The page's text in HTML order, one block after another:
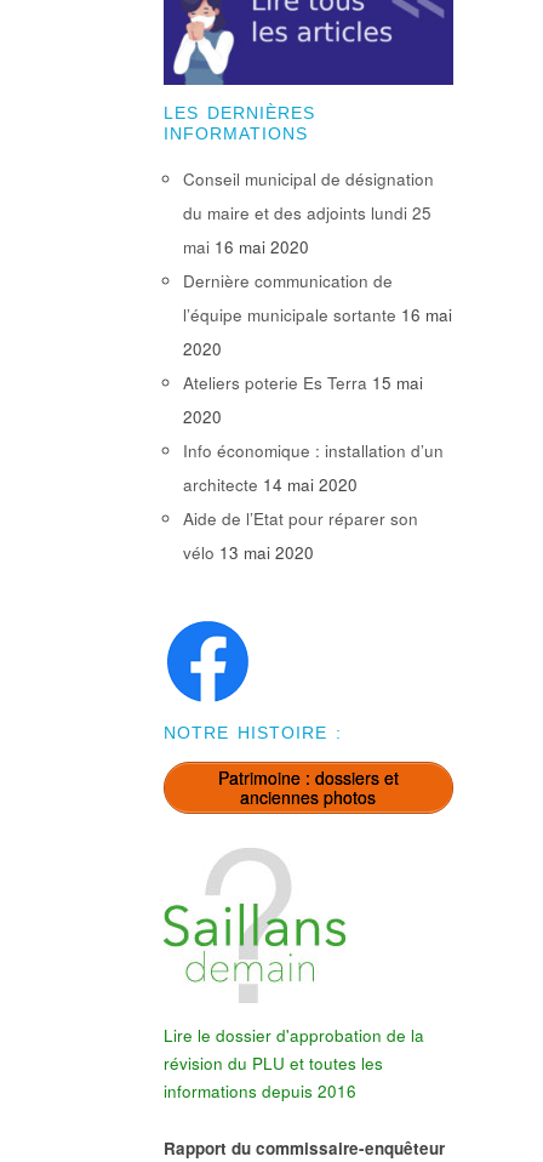
LES DERNIÈRES
INFORMATIONS
Conseil municipal de désignation
du maire et des adjoints lundi 25
mai 16 mai 2020
Dernière communication de
l’équipe municipale sortante 16 mai
2020
Ateliers poterie Es Terra 15 mai
2020
Info économique : installation d’un
architecte 14 mai 2020
Aide de l’Etat pour réparer son
vélo 13 mai 2020
NOTRE HISTOIRE :
Patrimoine : dossiers et
anciennes photos
Lire le dossier d'approbation de la
révision du PLU et toutes les
informations depuis 2016
Rapport du commissaire-enquêteur